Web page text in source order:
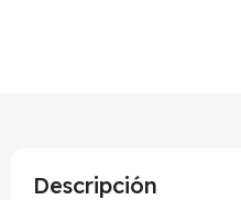
Descripción